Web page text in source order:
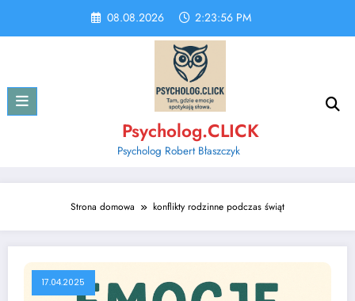
content
08.08.2026 2:23:57 PM
Psycholog.CLICK
Psycholog Robert Błaszczyk
Strona domowa konflikty rodzinne podczas świąt
17.04.2025